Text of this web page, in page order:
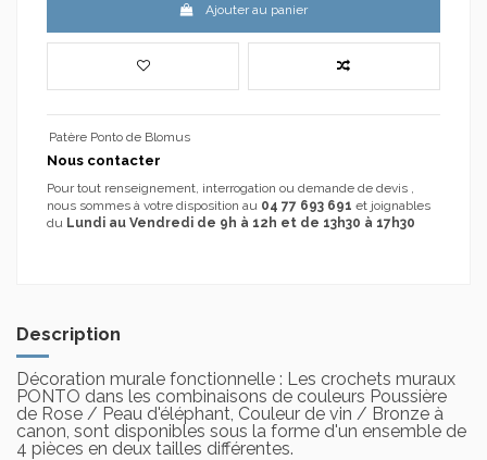
Ajouter au panier
Patère Ponto de Blomus
Nous contacter
Pour tout renseignement, interrogation ou demande de devis ,
nous sommes à votre disposition au 04 77 693 691 et joignables
du Lundi au Vendredi de 9h à 12h et de 13h30 à 17h30
Description
Décoration murale fonctionnelle : Les crochets muraux
PONTO dans les combinaisons de couleurs Poussière
de Rose / Peau d'éléphant, Couleur de vin / Bronze à
canon, sont disponibles sous la forme d'un ensemble de
4 pièces en deux tailles différentes.